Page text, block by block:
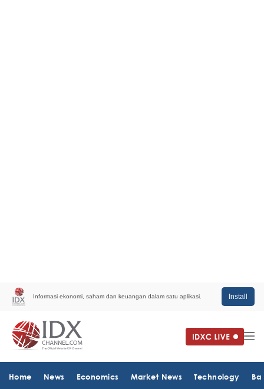
Informasi ekonomi, saham dan keuangan dalam satu aplikasi. Install
Home News Economics Market News Technology